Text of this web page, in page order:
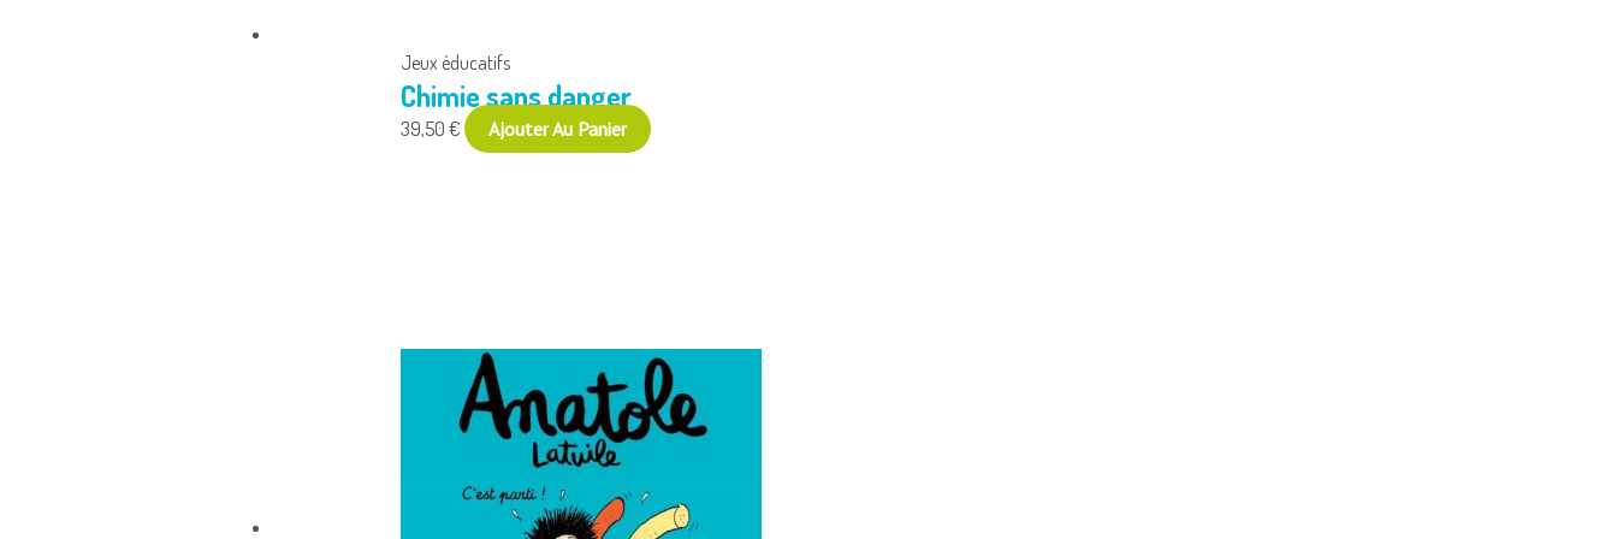
Jeux éducatifs
Chimie sans danger
39,50€ Ajouter Au Panier